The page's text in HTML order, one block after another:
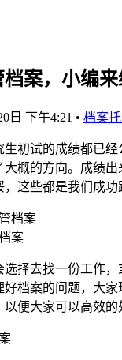
案，小编
日 下午4:21 • 档案
生初试的成绩都已
大概的方向。成绩
，这些都是我们成
案
选择去找一份工作
好档案的问题，大
便大家可以高效